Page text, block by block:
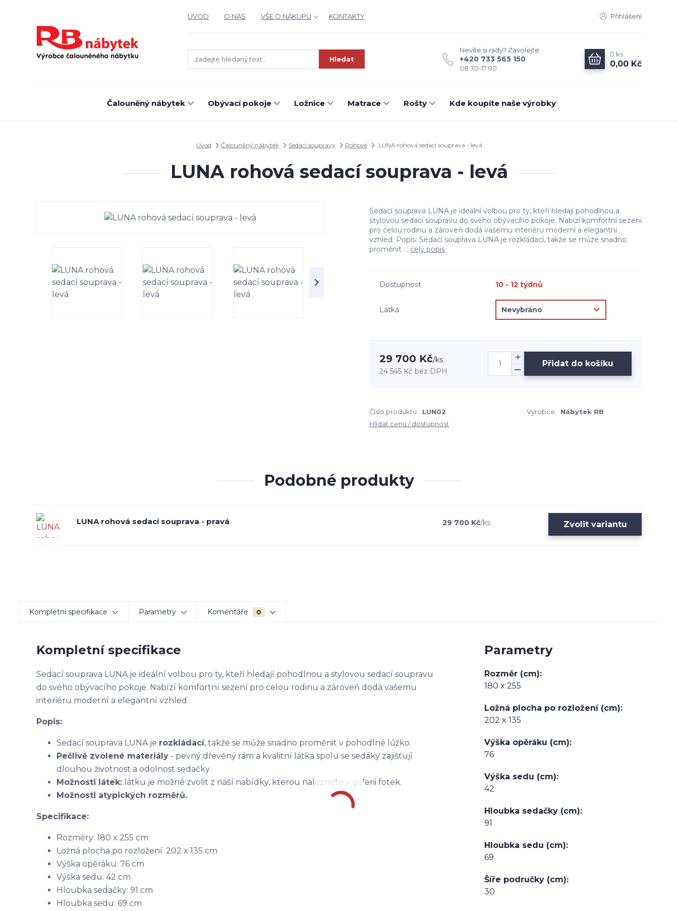
ÚVOD O NÁS VŠE O NÁKUPU KONTAKTY Přihlášení
Hledat
Nevíte si rady? Zavolejte.
+420 733 565 150
08.30-17.00
0 ks
0,00 Kč
Čalouněný nábytek Obývací pokoje Ložnice Matrace Rošty Kde koupíte naše výrobky
Úvod Čalouněný nábytek Sedací soupravy Rohové LUNA rohová sedací souprava - levá
LUNA rohová sedací souprava - levá
Sedací souprava LUNA je ideální volbou pro ty, kteří hledají pohodlnou a
stylovou sedací soupravu do svého obývacího pokoje. Nabízí komfortní sezení
pro celou rodinu a zároveň dodá vašemu interiéru moderní a elegantní
vzhled. Popis: Sedací souprava LUNA je rozkládací, takže se může snadno
proměnit ... celý popis
Dostupnost 10 - 12 týdnů
Látka
29 700 Kč/ks
24 545 Kč bez DPH
Přidat do košíku
Číslo produktu: LUN02 Výrobce:
Nábytek RB
Hlídat cenu / dostupnost
Podobné produkty
LUNA rohová sedací souprava - pravá 29 700 Kč/ks Zvolit variantu
Kompletní specifikace Parametry Komentáře 0
Kompletní specifikace
Sedací souprava LUNA je ideální volbou pro ty, kteří hledají pohodlnou a stylovou sedací soupravu
do svého obývacího pokoje. Nabízí komfortní sezení pro celou rodinu a zároveň dodá vašemu
interiéru moderní a elegantní vzhled.
Popis:
Sedací souprava LUNA je rozkládací, takže se může snadno proměnit v pohodlné lůžko.
Pečlivě zvolené materiály - pevný dřevěný rám a kvalitní látka spolu se sedáky zajišťují
dlouhou životnost a odolnost sedačky.
Možnosti látek: látku je možné zvolit z naší nabídky, kterou naleznete v galerii fotek.
Možnosti atypických rozměrů.
Specifikace:
Rozměry: 180 x 255 cm
Ložná plocha po rozložení: 202 x 135 cm
Výška opěráku: 76 cm
Výška sedu: 42 cm
Hloubka sedačky: 91 cm
Hloubka sedu: 69 cm
Parametry
Rozměr (cm)
180 x 255
Ložná plocha po rozložení (cm)
202 x 135
Výška opěráku (cm)
76
Výška sedu (cm)
42
Hloubka sedačky (cm)
91
Hloubka sedu (cm)
69
Šíře područky (cm)
30